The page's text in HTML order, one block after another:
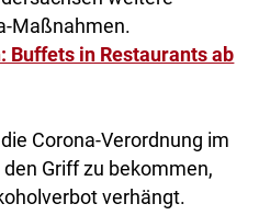
Maßnahmen.
Buffets in Restaurants ab
Corona-Verordnung im
Griff zu bekommen,
verhängt.